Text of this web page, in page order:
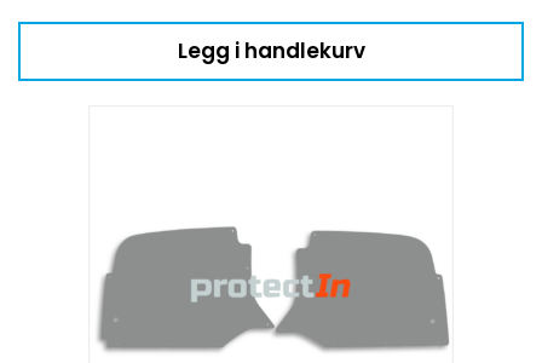
Legg i handlekurv